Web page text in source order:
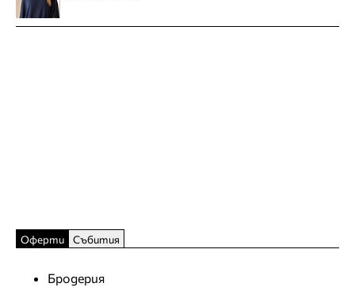
Оферти Събития
Бродерия